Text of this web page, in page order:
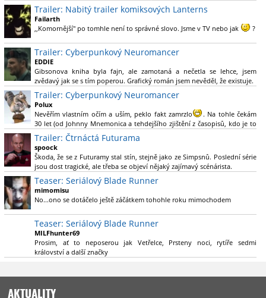
více se ovšem bude moci nová adaptace odprostit třeba od filmového
Green Lanterna s Ryanem Reynoldsem.´´ Co je na tom
nesrozumitelného?
Trailer: Nabitý trailer komiksových Lanterns
Failarth
,,Komornější" po tomhle není to správné slovo. Jsme v TV nebo jak
?
Nebál bych se říct, že to vypadá skvěle jak po stránce kvantity materiálu,
tak i formou.
Výběr Ulricha Tomsena pro mě velké překvapení a velmi zajímavá volba
bravo.
Chandler je lepší a lepší s každou novou scénou.
Komiksy to mají ted´těžké, paradoxně tomu škodí to všechno kolem
(DC nebo MCU to je buřt) , ale nezasloužilo by si to zářez jen kvůli tomu.
Držím tomu palce.
Trailer: Cyberpunkový Neuromancer
EDDIE
Gibsonova kniha byla fajn, ale zamotaná a nečetla se lehce, jsem
zvědavý jak se s tím poperou. Grafický román jsem nevěděl, že existuje.
Trailer: Cyberpunkový Neuromancer
Polux
Nevěřím vlastním očím a uším, peklo fakt zamrzlo
. Na tohle čekám
30 let (od Johnny Mnemonica a tehdejšího zjištění z časopisů, kdo je to
Gibson a co je jeho debutová kniha zač), přičemž 25 let (od Matrixu,
který pojem cyberpunk dostal do povědomí i obyčejného diváka a
nikoliv fanouška žánru) marně doufám, že si po řadě "duchovních
nástupců", kteří přišli poté (Ghost In The Shell, Alita: Battle Angel,
Altered Carbon, Blade Runner 2049, Cyberpunk 2077, atd.), někdo
konečně vzpomene i na bibli cyberpunku, se kterou to všechno začalo.
Teď už nezbývá nic jiného než se tiše modlit a doufat, že to bude stát za
to
. Plus kudos za sázku na seriál a nikoliv film, snad tvůrci tu
Trailer: Čtrnáctá Futurama
spoock
Škoda, že se z Futuramy stal stín, stejně jako ze Simpsnů. Poslední série
jsou dost tragické, ale třeba se objeví nějaký zajímavý scénárista.
Nedávno začala vycházet nová řada Ricka a Mortyho a já z úžasem zjistil,
že se na to dá opět koukat.
Teaser: Seriálový Blade Runner
mimomisu
No...ono se dotáčelo ještě záčátkem tohohle roku mimochodem
Teaser: Seriálový Blade Runner
MILFhunter69
Prosim, ať to neposerou jak Vetřelce, Prsteny noci, rytíře sedmi
království a další značky
AKTUALITY